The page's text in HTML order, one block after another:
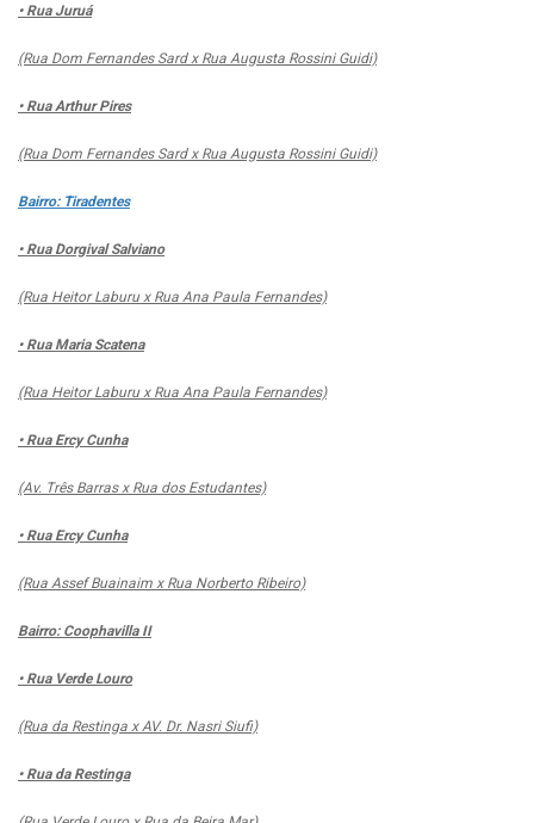
• Rua Juruá
(Rua Dom Fernandes Sard x Rua Augusta Rossini Guidi)
• Rua Arthur Pires
(Rua Dom Fernandes Sard x Rua Augusta Rossini Guidi)
Bairro: Tiradentes
• Rua Dorgival Salviano
(Rua Heitor Laburu x Rua Ana Paula Fernandes)
• Rua Maria Scatena
(Rua Heitor Laburu x Rua Ana Paula Fernandes)
• Rua Ercy Cunha
(Av. Três Barras x Rua dos Estudantes)
• Rua Ercy Cunha
(Rua Assef Buainaim x Rua Norberto Ribeiro)
Bairro: Coophavilla II
• Rua Verde Louro
(Rua da Restinga x AV. Dr. Nasri Siufi)
• Rua da Restinga